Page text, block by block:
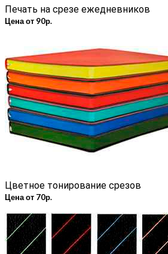
Печать на срезе ежедневников
Цена от 90р.
Цветное тонирование срезов
Цена от 70р.